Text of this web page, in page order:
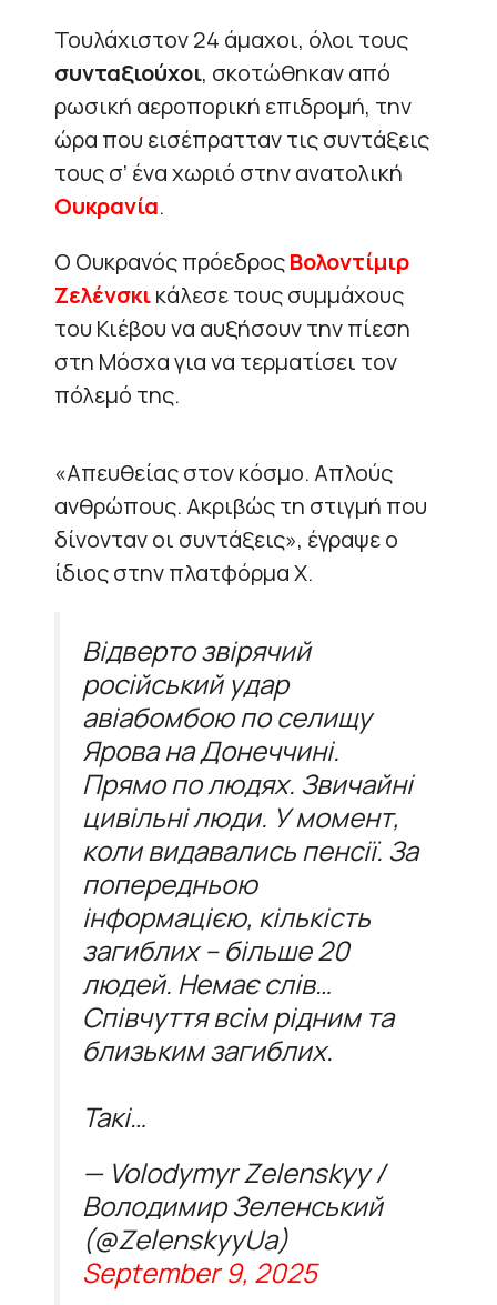
Τουλάχιστον 24 άμαχοι, όλοι τους
συνταξιούχοι, σκοτώθηκαν από
ρωσική αεροπορική επιδρομή, την
ώρα που εισέπρατταν τις συντάξεις
τους σ’ ένα χωριό στην ανατολική
Ουκρανία.
Ο Ουκρανός πρόεδροςΒολοντίμιρ
Ζελένσκικάλεσε τους συμμάχους
του Κιέβου να αυξήσουν την πίεση
στη Μόσχα για να τερματίσει τον
πόλεμό της.
«Απευθείας στον κόσμο. Απλούς
ανθρώπους. Ακριβώς τη στιγμή που
δίνονταν οι συντάξεις», έγραψε ο
ίδιος στην πλατφόρμα Χ.
Відверто звірячий
російський удар
авіабомбою по селищу
Ярова на Донеччині.
Прямо по людях. Звичайні
цивільні люди. У момент,
коли видавались пенсії. За
попередньою
інформацією, кількість
загиблих – більше 20
людей. Немає слів…
Співчуття всім рідним та
близьким загиблих.
Такі…
— Volodymyr Zelenskyy /
Володимир Зеленський
(@ZelenskyyUa)
September 9, 2025